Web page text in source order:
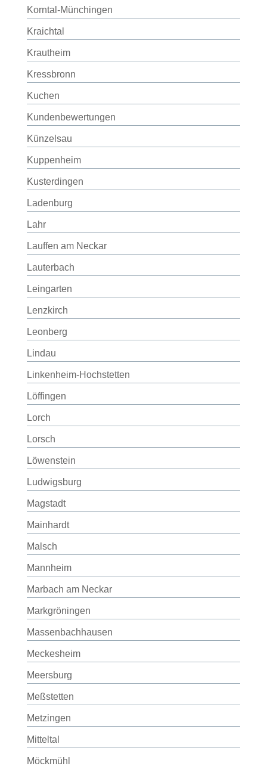
Korntal-Münchingen
Kraichtal
Krautheim
Kressbronn
Kuchen
Kundenbewertungen
Künzelsau
Kuppenheim
Kusterdingen
Ladenburg
Lahr
Lauffen am Neckar
Lauterbach
Leingarten
Lenzkirch
Leonberg
Lindau
Linkenheim-Hochstetten
Löffingen
Lorch
Lorsch
Löwenstein
Ludwigsburg
Magstadt
Mainhardt
Malsch
Mannheim
Marbach am Neckar
Markgröningen
Massenbachhausen
Meckesheim
Meersburg
Meßstetten
Metzingen
Mitteltal
Möckmühl